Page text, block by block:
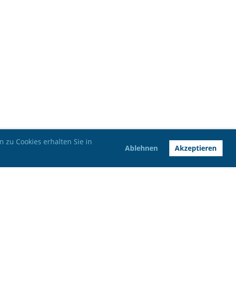
zu Cookies erhalten Sie in
Ablehnen Akzeptieren